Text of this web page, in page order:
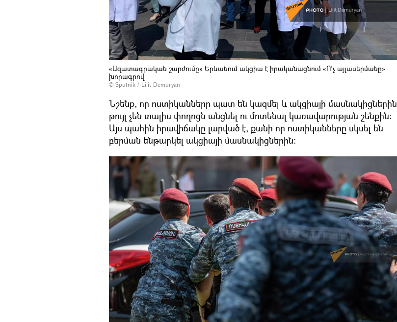
«Ազատագրական շարժումը» Երևանում ակցիա է իրականացնում «Ո՛չ այլասերմանը»
խորագրով
© Sputnik / Lilit Demuryan
Նշենք, որ ոստիկանները պատ են կազմել և ակցիայի մասնակիցներին
թույլ չեն տալիս փողոցն անցնել ու մոտենալ կառավարության շենքին։
Այս պահին իրավիճակը լարված է, քանի որ ոստիկանները սկսել են
բերման ենթարկել ակցիայի մասնակիցներին։